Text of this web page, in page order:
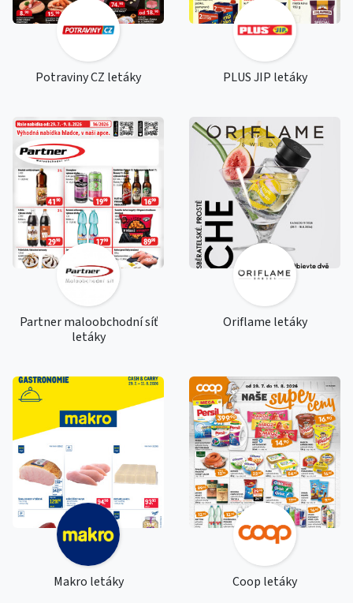
Potraviny CZ letáky PLUS JIP letáky
Partner maloobchodní síť
letáky
Oriflame letáky
Makro letáky Coop letáky